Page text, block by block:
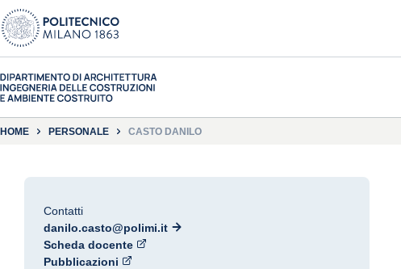
HOME PERSONALE CASTO DANILO
Contatti
danilo.casto@polimi.it
Scheda docente
Pubblicazioni